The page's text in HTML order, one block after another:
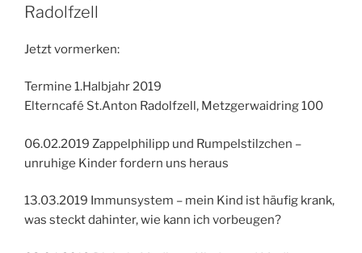
Radolfzell
Jetzt vormerken:
Termine 1.Halbjahr 2019
Elterncafé St.Anton Radolfzell, Metzgerwaidring 100
06.02.2019 Zappelphilipp und Rumpelstilzchen –
unruhige Kinder fordern uns heraus
13.03.2019 Immunsystem – mein Kind ist häufig krank,
was steckt dahinter, wie kann ich vorbeugen?